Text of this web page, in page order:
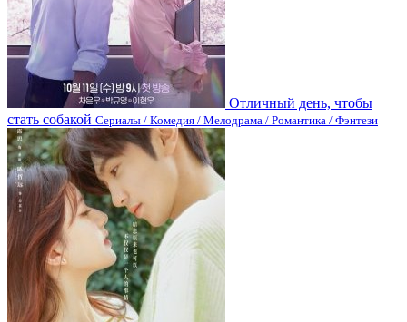
Отличный день, чтобы
стать собакой Сериалы / Комедия / Мелодрама / Романтика / Фэнтези